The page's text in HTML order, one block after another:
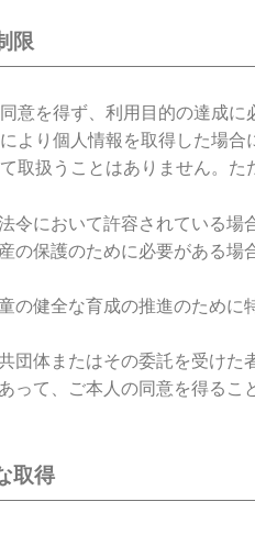
限
意を得ず、利用目的の達成
より個人情報を取得した場
取扱うことはありません。た
令において許容されている場
の保護のために必要がある
の健全な育成の推進のため
団体またはその委託を受け
って、ご本人の同意を得る
取得